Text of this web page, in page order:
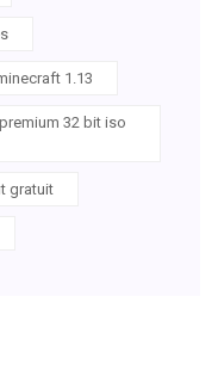
1.13
32 bit iso
gratuit